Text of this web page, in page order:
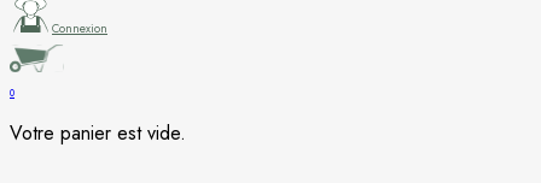
Nectarine
Noisetier
Connexion
0
Votre panier est vide.